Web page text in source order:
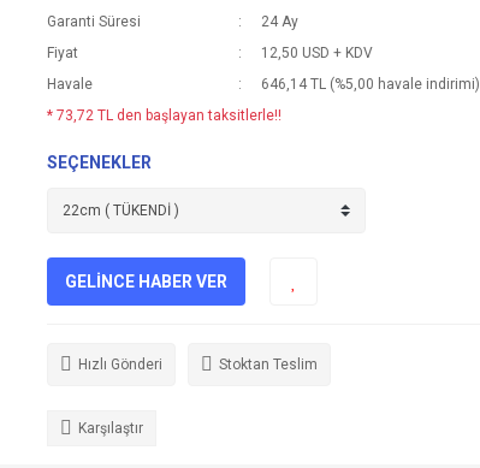
Garanti Süresi
24 Ay
Fiyat
12,50 USD + KDV
Havale
646,14 TL (%5,00 havale indirimi)
* 73,72 TL den başlayan taksitlerle!!
SEÇENEKLER
GELİNCE HABER VER
Hızlı Gönderi Stoktan Teslim
Karşılaştır